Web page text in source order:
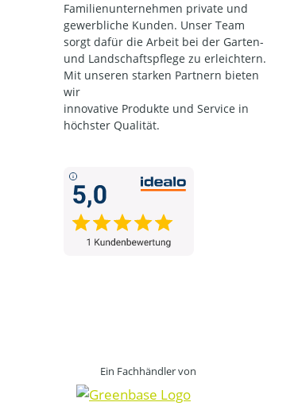
Familienunternehmen private und
gewerbliche Kunden. Unser Team
sorgt dafür die Arbeit bei der Garten-
und Landschaftspflege zu erleichtern.
Mit unseren starken Partnern bieten
wir
innovative Produkte und Service in
höchster Qualität.
Ein Fachhändler von